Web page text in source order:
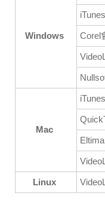
Windows
iTunes
Corel
Mac
iTunes
Linux